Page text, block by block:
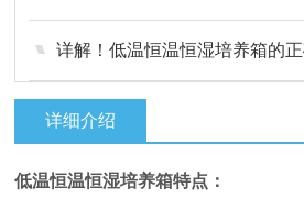
详解！低温恒温恒湿培养箱的
详细介绍
低温恒温恒湿培养箱特点：